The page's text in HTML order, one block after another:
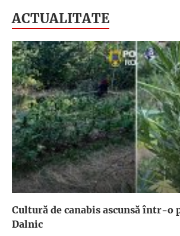
ACTUALITATE
Cultură de canabis ascunsă într-o
Dalnic